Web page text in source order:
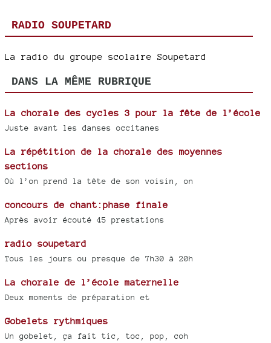
RADIO SOUPETARD
La radio du groupe scolaire Soupetard
DANS LA MÊME RUBRIQUE
La chorale des cycles 3 pour la fête de l’école
Juste avant les danses occitanes
La répétition de la chorale des moyennes
sections
Où l’on prend la tête de son voisin, on
concours de chant:phase finale
Après avoir écouté 45 prestations
radio soupetard
Tous les jours ou presque de 7h30 à 20h
La chorale de l’école maternelle
Deux moments de préparation et
Gobelets rythmiques
Un gobelet, ça fait tic, toc, pop, coh